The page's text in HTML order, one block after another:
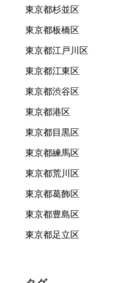
東京都杉並区
東京都板橋区
東京都江戸川区
東京都江東区
東京都渋谷区
東京都港区
東京都目黒区
東京都練馬区
東京都荒川区
東京都葛飾区
東京都豊島区
東京都足立区